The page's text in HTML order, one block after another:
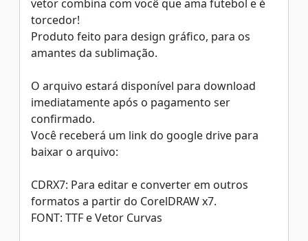
vetor combina com você que ama futebol e é
torcedor!
Produto feito para design gráfico, para os
amantes da sublimação.
O arquivo estará disponível para download
imediatamente após o pagamento ser
confirmado.
Você receberá um link do google drive para
baixar o arquivo:
CDRX7: Para editar e converter em outros
formatos a partir do CorelDRAW x7.
FONT: TTF e Vetor Curvas